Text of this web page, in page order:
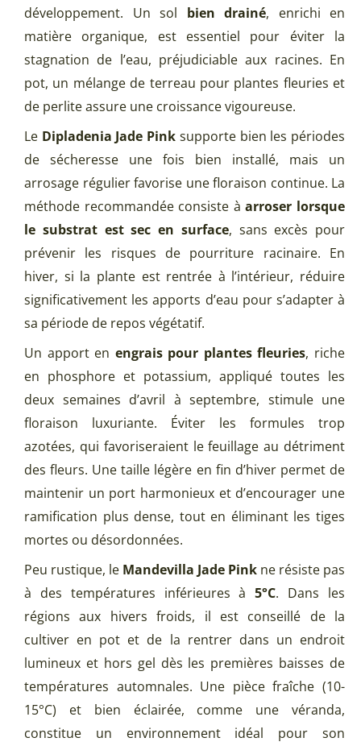
développement. Un sol bien drainé, enrichi en
matière organique, est essentiel pour éviter la
stagnation de l’eau, préjudiciable aux racines. En
pot, un mélange de terreau pour plantes fleuries et
de perlite assure une croissance vigoureuse.
Le Dipladenia Jade Pink supporte bien les périodes
de sécheresse une fois bien installé, mais un
arrosage régulier favorise une floraison continue. La
méthode recommandée consiste àarroser lorsque
le substrat est sec en surface, sans excès pour
prévenir les risques de pourriture racinaire. En
hiver, si la plante est rentrée à l’intérieur, réduire
significativement les apports d’eau pour s’adapter à
sa période de repos végétatif.
Un apport en engrais pour plantes fleuries, riche
en phosphore et potassium, appliqué toutes les
deux semaines d’avril à septembre, stimule une
floraison luxuriante. Éviter les formules trop
azotées, qui favoriseraient le feuillage au détriment
des fleurs. Une taille légère en fin d’hiver permet de
maintenir un port harmonieux et d’encourager une
ramification plus dense, tout en éliminant les tiges
mortes ou désordonnées.
Peu rustique, le Mandevilla Jade Pink ne résiste pas
à des températures inférieures à5°C. Dans les
régions aux hivers froids, il est conseillé de la
cultiver en pot et de la rentrer dans un endroit
lumineux et hors gel dès les premières baisses de
températures automnales. Une pièce fraîche (10-
15°C) et bien éclairée, comme une véranda,
constitue un environnement idéal pour son